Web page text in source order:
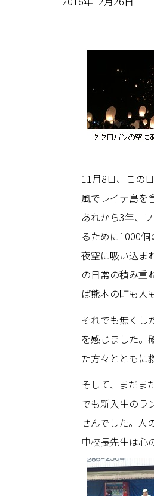
11月8日、この
風でレイテ島を
あれから3年、
るために1000個
夜空に吸い込ま
の日常の積み重
ば熊本の町も人
それでも無くし
を感じました。
た方々とともに
そして、まだま
でも新入生のラ
せんでした。人
中校長先生は心